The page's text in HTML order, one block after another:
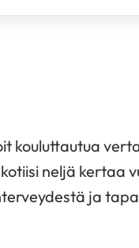
kouluttautua
neljä kertaa
ja